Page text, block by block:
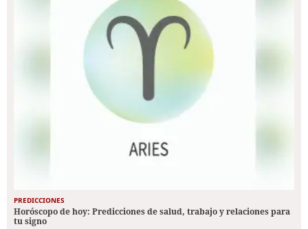
PREDICCIONES
Horóscopo de hoy: Predicciones de salud, trabajo y relaciones para
tu signo